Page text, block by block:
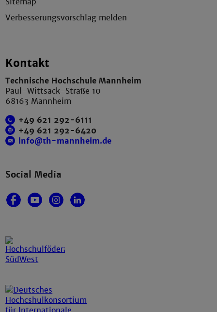
Verbesserungsvorschlag melden
Kontakt
Technische Hochschule Mannheim
Paul-Wittsack-Straße 10
68163 Mannheim
+49 621 292-6111
+49 621 292-6420
info@th-mannheim.de
Social Media